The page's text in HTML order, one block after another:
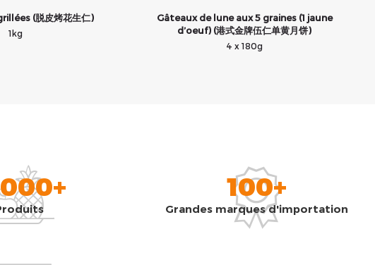
(脱皮烤花生仁)
1kg
Gâteaux de lune aux 5 graines (1 jaune
d’oeuf) (港式金牌伍仁单黄月饼)
4 x 180g
000+ 100+
Grandes marques d'importation